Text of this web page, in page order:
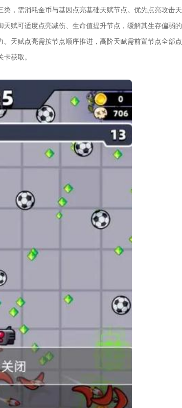
，需消耗金币与基因点亮基础天赋节点。优先点亮攻击天
赋可适度点亮减伤、生命值提升节点，缓解其生存偏弱的
天赋点亮需按节点顺序推进，高阶天赋需前置节点全部点
获取。